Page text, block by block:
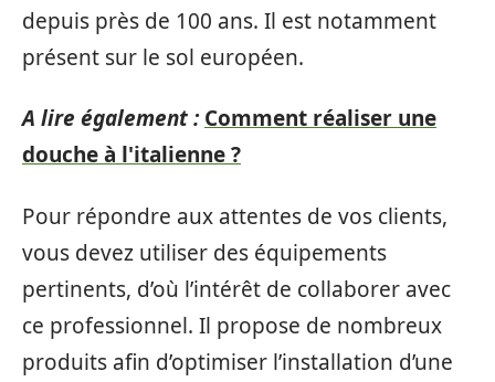
depuis près de 100 ans. Il est notamment
présent sur le sol européen.
A lire également : Comment réaliser une
douche à l'italienne ?
Pour répondre aux attentes de vos clients,
vous devez utiliser des équipements
pertinents, d’où l’intérêt de collaborer avec
ce professionnel. Il propose de nombreux
produits afin d’optimiser l’installation d’une